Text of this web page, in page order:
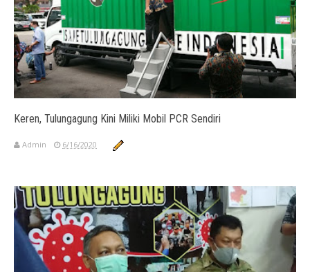
Keren, Tulungagung Kini Miliki Mobil PCR Sendiri
Admin 6/16/2020